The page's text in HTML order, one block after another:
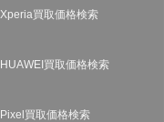
Xperia買取価格検索
HUAWEI買取価格検索
Pixel買取価格検索